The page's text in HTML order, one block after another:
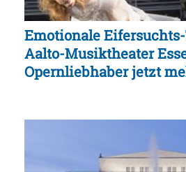
Emotionale
Aalto-Musiktheater
Opernliebhaber jetzt